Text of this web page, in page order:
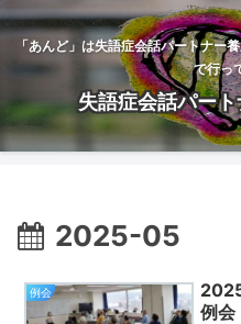
「あんど」は失語症会話パートナー
で行っ
失語症会話パート
2025-05
例会
例会